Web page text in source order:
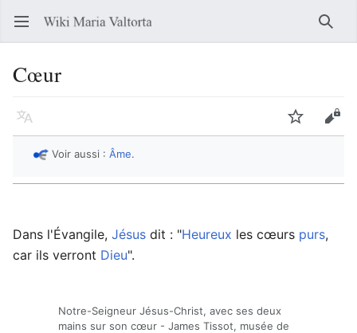
Ouvrir le menu principal
Cœur
Langue Suivre
Voir aussi : Âme.
Dans l'Évangile, Jésus dit : "Heureux les cœurs purs,
car ils verront Dieu".
Notre-Seigneur Jésus-Christ, avec ses deux
mains sur son cœur - James Tissot, musée de